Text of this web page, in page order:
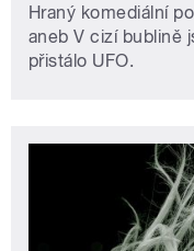
Hraný komediální
aneb V cizí bublině
přistálo UFO.